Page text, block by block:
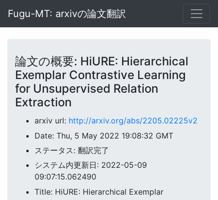
Fugu-MT: arxivの論文翻訳
論文の概要: HiURE: Hierarchical
Exemplar Contrastive Learning
for Unsupervised Relation
Extraction
arxiv url: http://arxiv.org/abs/2205.02225v2
Date: Thu, 5 May 2022 19:08:32 GMT
ステータス: 翻訳完了
システム内更新日: 2022-05-09
09:07:15.062490
Title: HiURE: Hierarchical Exemplar